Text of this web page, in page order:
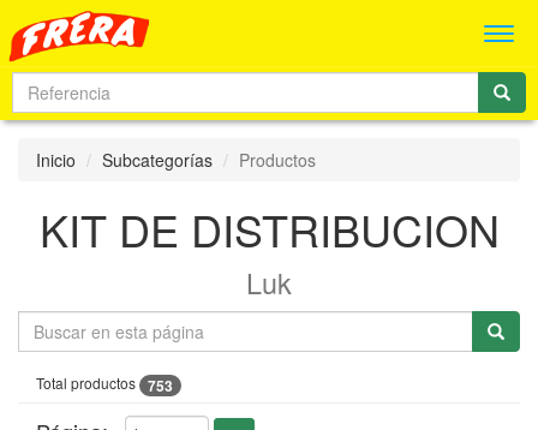
Inicio Subcategorías Productos
KIT DE DISTRIBUCION
Luk
Total productos 753